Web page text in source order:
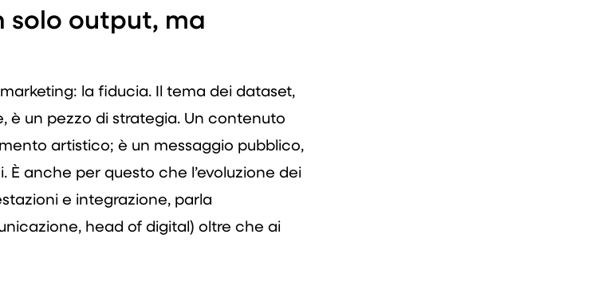
solo output, ma
la fiducia. Il tema dei dataset,
è un pezzo di strategia. Un contenuto
artistico; è un messaggio pubblico,
anche per questo che l’evoluzione dei
e integrazione, parla
head of digital) oltre che ai